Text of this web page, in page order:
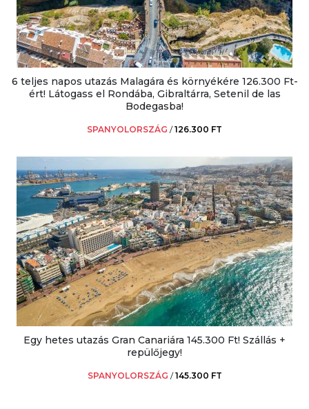
6 teljes napos utazás Malagára és környékére 126.300 Ft-
ért! Látogass el Rondába, Gibraltárra, Setenil de las
Bodegasba!
SPANYOLORSZÁG /126.300 FT
Egy hetes utazás Gran Canariára 145.300 Ft! Szállás +
repülőjegy!
SPANYOLORSZÁG /145.300 FT